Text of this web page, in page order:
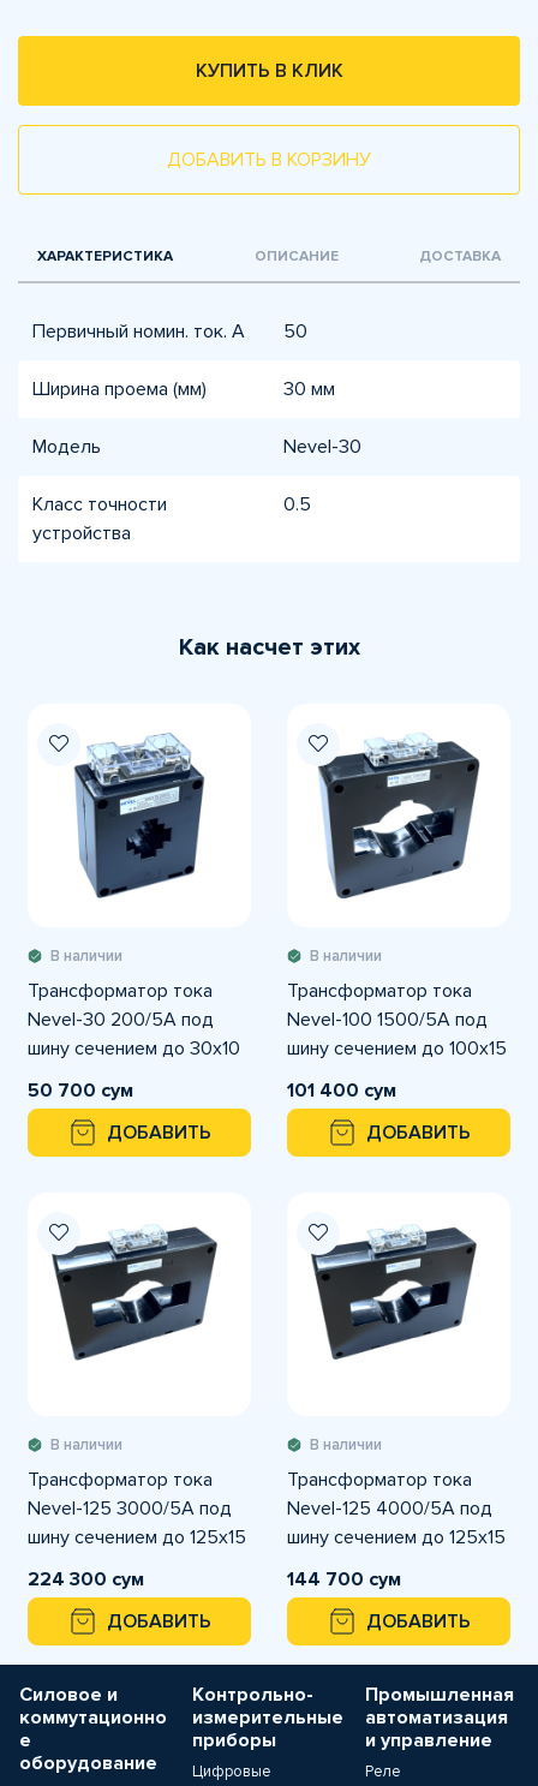
КУПИТЬ В КЛИК
ДОБАВИТЬ В КОРЗИНУ
ХАРАКТЕРИСТИКА ОПИСАНИЕ ДОСТАВКА
Первичный номин. ток. А 50
Ширина проема (мм) 30 мм
Модель Nevel-30
Класс точности
устройства
0.5
Как насчет этих
В наличии
Трансформатор тока
Nevel-30 200/5А под
шину сечением до 30х10
мм
50 700 сум
ДОБАВИТЬ
В наличии
Трансформатор тока
Nevel-100 1500/5А под
шину сечением до 100х15
мм
101 400 сум
ДОБАВИТЬ
В наличии
Трансформатор тока
Nevel-125 3000/5А под
шину сечением до 125х15
мм
224 300 сум
ДОБАВИТЬ
В наличии
Трансформатор тока
Nevel-125 4000/5А под
шину сечением до 125х15
мм
144 700 сум
ДОБАВИТЬ
Силовое и
коммутационно
е
оборудование
Контрольно-
измерительные
приборы
Цифровые
Промышленная
автоматизация
и управление
Реле